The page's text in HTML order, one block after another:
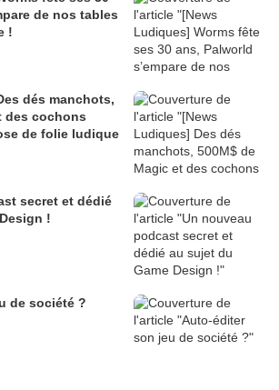
de nos tables
!
dés manchots,
des cochons
de folie ludique
secret et dédié
!
de société ?